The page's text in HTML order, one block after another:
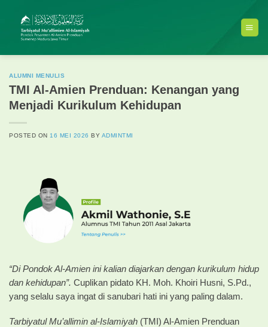
content
ALUMNI MENULIS
TMI Al-Amien Prenduan: Kenangan yang
Menjadi Kurikulum Kehidupan
POSTED ON 16 MEI 2026 BY ADMINTMI
“Di Pondok Al-Amien ini kalian diajarkan dengan kurikulum hidup
dan kehidupan”. Cuplikan pidato KH. Moh. Khoiri Husni, S.Pd.,
yang selalu saya ingat di sanubari hati ini yang paling dalam.
Tarbiyatul Mu’allimin al-Islamiyah (TMI) Al-Amien Prenduan